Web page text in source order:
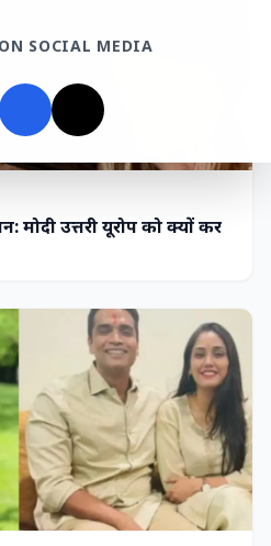
मोदी उत्तरी यूरोप को क्यों कर
SOCIAL MEDIA